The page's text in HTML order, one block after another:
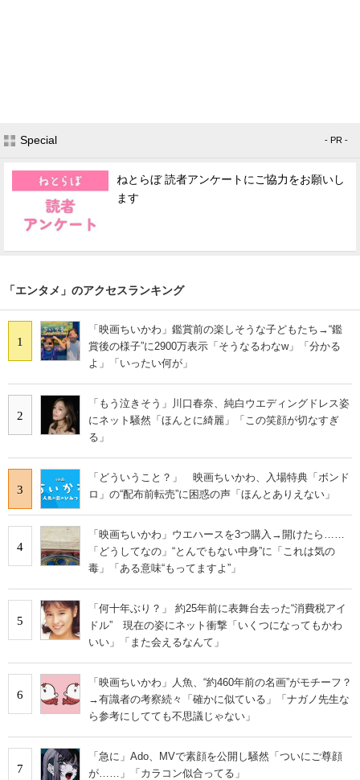
Special - PR -
ねとらぼ 読者アンケートにご協力をお願いし
ます
「エンタメ」のアクセスランキング
1
「映画ちいかわ」鑑賞前の楽しそうな子どもたち→“鑑
賞後の様子”に2900万表示「そうなるわなw」「分かる
よ」「いったい何が」
2
「もう泣きそう」川口春奈、純白ウエディングドレス姿
にネット騒然「ほんとに綺麗」「この笑顔が切なすぎ
る」
3
「どういうこと？」 映画ちいかわ、入場特典「ボンド
ロ」の“配布前転売”に困惑の声「ほんとありえない」
4
「映画ちいかわ」ウエハースを3つ購入→開けたら……
「どうしてなの」“とんでもない中身”に「これは気の
毒」「ある意味“もってますよ”」
5
「何十年ぶり？」 約25年前に表舞台去った“消費税アイ
ドル” 現在の姿にネット衝撃「いくつになってもかわ
いい」「また会えるなんて」
6
「映画ちいかわ」人魚、“約460年前の名画”がモチーフ？
→有識者の考察続々「確かに似ている」「ナガノ先生な
ら参考にしてても不思議じゃない」
7
「急に」Ado、MVで素顔を公開し騒然「ついにご尊顔
が……」「カラコン似合ってる」